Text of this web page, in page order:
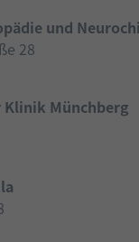
und
28
Münchberg